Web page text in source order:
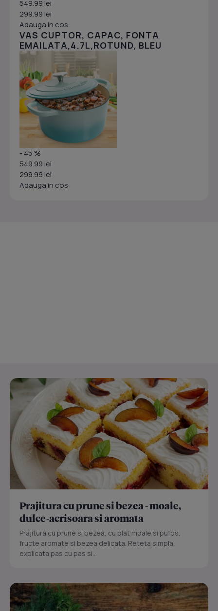
549.99 lei
299.99 lei
Adauga in cos
VAS CUPTOR, CAPAC, FONTA
EMAILATA,4.7L,ROTUND, BLEU
- 45 %
549.99 lei
299.99 lei
Adauga in cos
Prajitura cu prune si bezea - moale,
dulce-acrisoara si aromata
Prajitura cu prune si bezea, cu blat moale si pufos,
fructe aromate si bezea delicata. Reteta simpla,
explicata pas cu pas si...